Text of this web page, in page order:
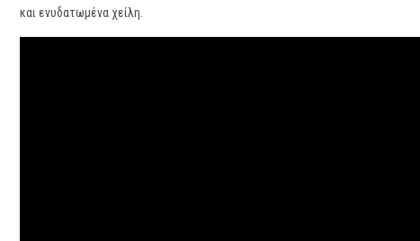
και ενυδατωμένα χείλη.